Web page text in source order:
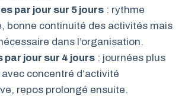
par jour sur 5 jours : rythme
bonne continuité des activités mais
dans l’organisation.
par jour sur 4 jours : journées plus
concentré d’activité
repos prolongé ensuite.